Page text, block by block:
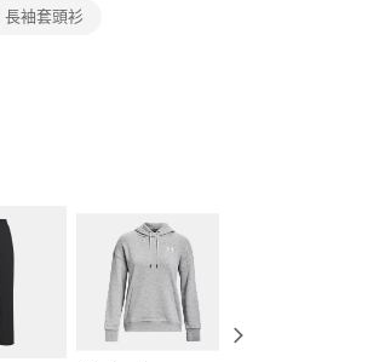
人資料，並將交易相關給付款項請
下網址：
資訊註冊。若發現惡意使用之情
該用戶之使用額度並採取法律行
長袖套頭衫